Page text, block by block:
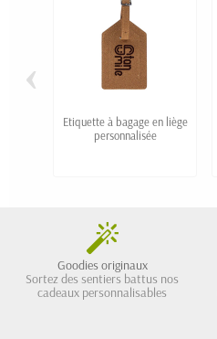
Etiquette à bagage en liège
personnalisée
‹
Goodies originaux
Sortez des sentiers battus nos
cadeaux personnalisables